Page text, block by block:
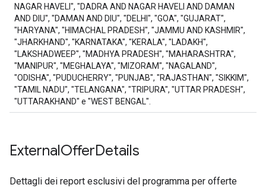
NAGAR HAVELI", "DADRA AND NAGAR HAVELI AND DAMAN
AND DIU", "DAMAN AND DIU", "DELHI", "GOA", "GUJARAT",
"HARYANA", "HIMACHAL PRADESH", "JAMMU AND KASHMIR",
"JHARKHAND", "KARNATAKA", "KERALA", "LADAKH",
"LAKSHADWEEP", "MADHYA PRADESH", "MAHARASHTRA",
"MANIPUR", "MEGHALAYA", "MIZORAM", "NAGALAND",
"ODISHA", "PUDUCHERRY", "PUNJAB", "RAJASTHAN", "SIKKIM",
"TAMIL NADU", "TELANGANA", "TRIPURA", "UTTAR PRADESH",
"UTTARAKHAND" e "WEST BENGAL".
ExternalOfferDetails
Dettagli dei report esclusivi del programma per offerte